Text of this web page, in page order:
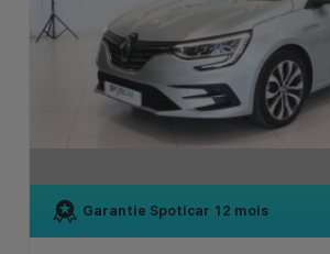
Garantie Spoticar 12 mois